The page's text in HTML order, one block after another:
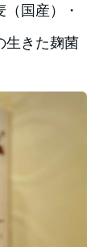
国産）・
生きた麹菌